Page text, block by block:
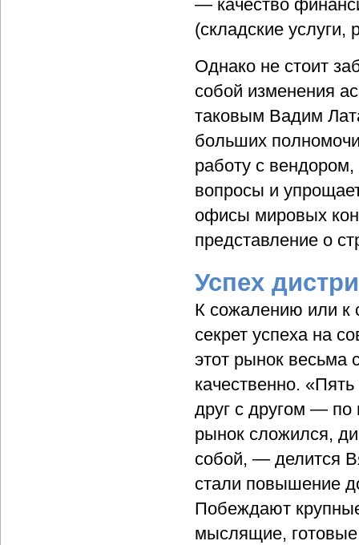
— качество
(складские
Однако не стоит
собой изменения
таковым Вадим
больших
работу с
вопросы и
офисы мировых
представление о
Успех
К сожалению или к
секрет успеха на
этот рынок весьма
качественно.
друг с другом — по
рынок сложился,
собой, — делится
стали повышение
Побеждают
мыслящие, готовые